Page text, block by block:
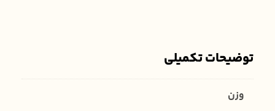
توضیحات تکمیلی
وزن